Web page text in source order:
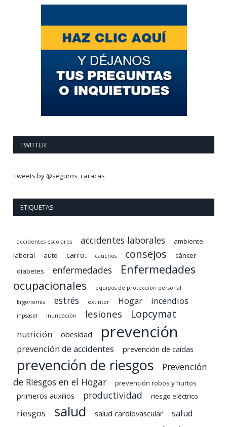
TWITTER
Tweets by @seguros_caracas
ETIQUETAS
accidentes escolares accidentes laborales
ambiente
laboral
auto carro. cauchos consejos
cáncer
diabetes
enfermedades
Enfermedades
ocupacionales
equipos de proteccion personal
Ergonomía
estrés extintor Hogar incendios
inpsasel inundación lesiones Lopcymat
nutrición obesidad prevención
prevención de accidentes prevención de caídas
prevención de riesgos
Prevención
de Riesgos en el Hogar
prevención robos y hurtos
primeros auxilios productividad riesgo eléctrico
riesgos salud salud cardiovascular salud